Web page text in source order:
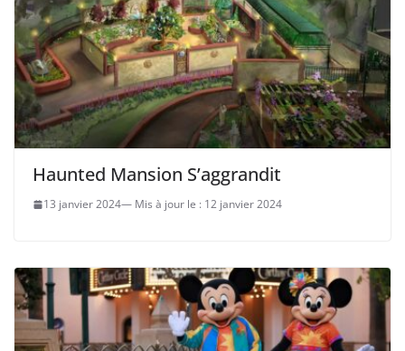
Haunted Mansion S’aggrandit
13 janvier 2024 12 janvier 2024